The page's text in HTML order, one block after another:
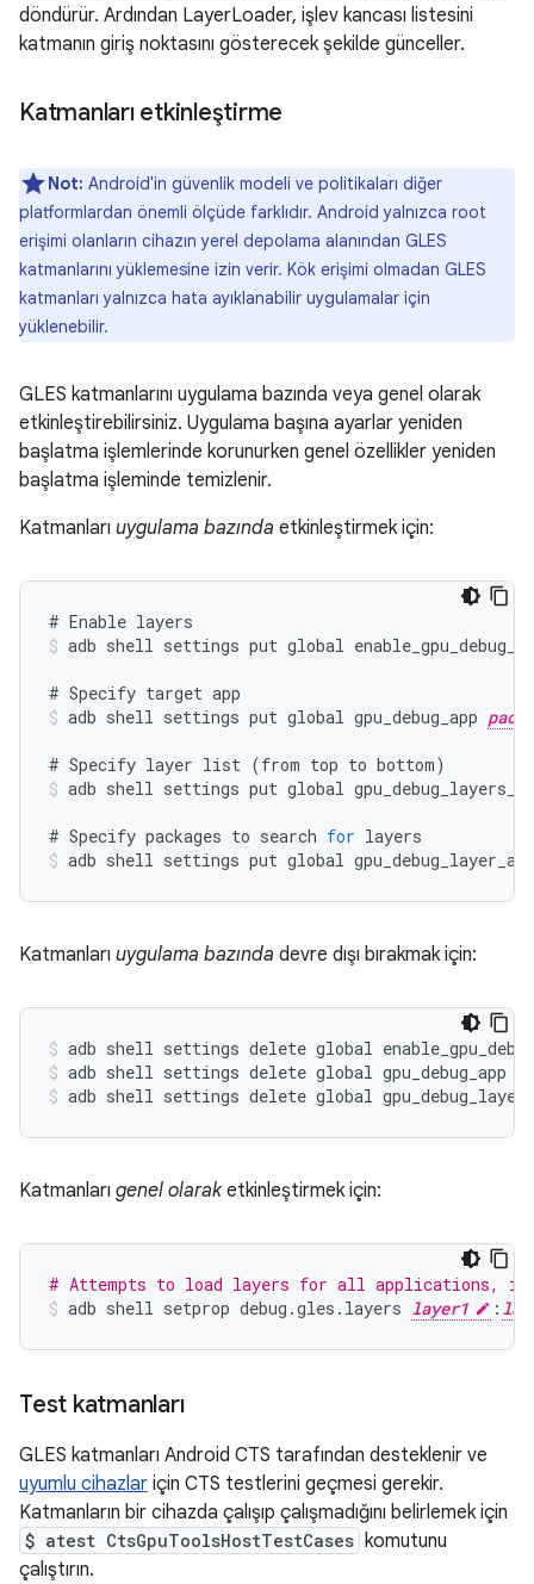
döndürür. Ardından LayerLoader, işlev kancası listesini
katmanın giriş noktasını gösterecek şekilde günceller.
Katmanları etkinleştirme
Not: Android'in güvenlik modeli ve politikaları diğer
platformlardan önemli ölçüde farklıdır. Android yalnızca root
erişimi olanların cihazın yerel depolama alanından GLES
katmanlarını yüklemesine izin verir. Kök erişimi olmadan GLES
katmanları yalnızca hata ayıklanabilir uygulamalar için
yüklenebilir.
GLES katmanlarını uygulama bazında veya genel olarak
etkinleştirebilirsiniz. Uygulama başına ayarlar yeniden
başlatma işlemlerinde korunurken genel özellikler yeniden
başlatma işleminde temizlenir.
Katmanları uygulama bazında etkinleştirmek için:
# Enable layers
adb shell settings put global
# Specify target app
adb shell settings put global gpu_debug_app
# Specify layer list (from top to bottom)
adb shell settings put global
# Specify packages to search for layers
adb shell settings put global gpu_debug_layer_app
Katmanları uygulama bazında devre dışı bırakmak için:
adb shell settings delete global
adb shell settings delete global gpu_debug_app
adb shell settings delete global
Katmanları genel olaraketkinleştirmek için:
# Attempts to load layers for all applications,
adb shell setprop debug .gles . layers layer1 :
Test katmanları
GLES katmanları Android CTS tarafından desteklenir ve
uyumlu cihazlar için CTS testlerini geçmesi gerekir.
Katmanların bir cihazda çalışıp çalışmadığını belirlemek için
$ atest CtsGpuToolsHostTestCases komutunu
çalıştırın.